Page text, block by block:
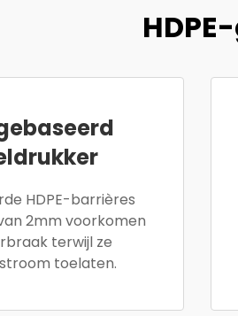
HDPE-barrières
2mm voorkomen
terwijl ze
toelaten.